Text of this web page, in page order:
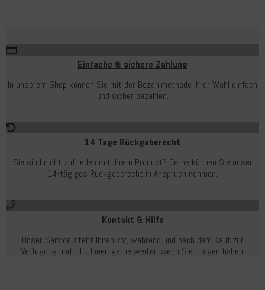
Einfache & sichere Zahlung
In unserem Shop können Sie mit der Bezahlmethode Ihrer Wahl einfach
und sicher bezahlen.
14 Tage Rückgaberecht
Sie sind nicht zufrieden mit Ihrem Produkt? Gerne können Sie unser
14-tägiges Rückgaberecht in Anspruch nehmen.
Kontakt & Hilfe
Unser Service steht Ihnen vor, während und nach dem Kauf zur
Verfügung und hilft Ihnen gerne weiter, wenn Sie Fragen haben!